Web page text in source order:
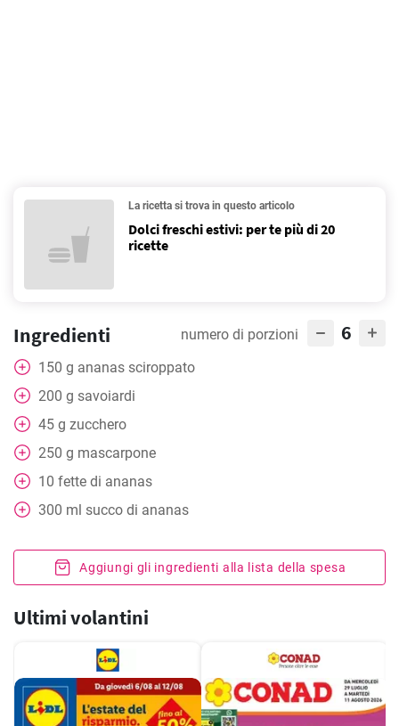
La ricetta si trova in questo articolo
Dolci freschi estivi: per te più di 20
ricette
Ingredienti numero di porzioni 6
150 g ananas sciroppato
200 g savoiardi
45 g zucchero
250 g mascarpone
10 fette di ananas
300 ml succo di ananas
Aggiungi gli ingredienti alla lista della spesa
Ultimi volantini